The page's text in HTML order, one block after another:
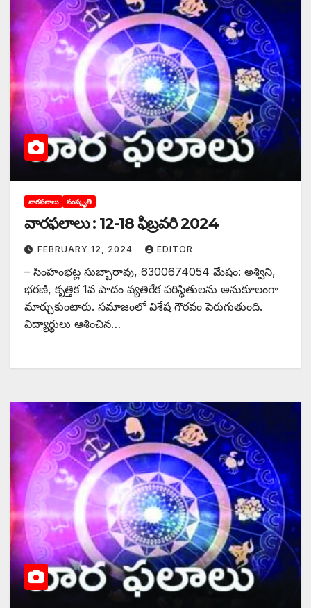
వారఫలాలు సంస్కృతి
వారఫలాలు : 12-18 ఫిబ్రవరి 2024
FEBRUARY 12, 2024 EDITOR
– సింహంభట్ల సుబ్బారావు, 6300674054 మేషం: అశ్విని,
భరణి, కృత్తిక 1వ పాదం వ్యతిరేక పరిస్థితులను అనుకూలంగా
మార్చుకుంటారు. సమాజంలో విశేష గౌరవం పెరుగుతుంది.
విద్యార్థులు ఆశించిన…